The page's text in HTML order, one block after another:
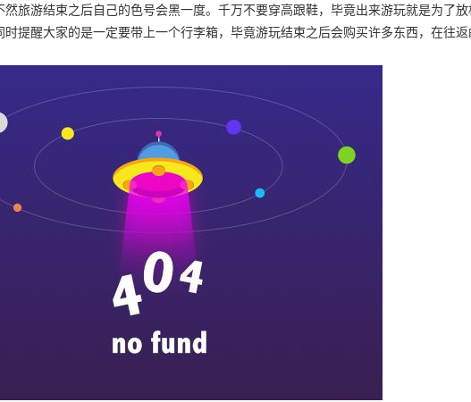
旅游结束之后自己的色号会黑一度。千万不要穿高跟鞋，毕竟出来游玩就是为了
提醒大家的是一定要带上一个行李箱，毕竟游玩结束之后会购买许多东西，在往返